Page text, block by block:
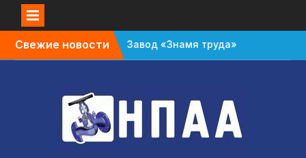
Свежие новости
Завод «Знамя труда»
планируют признать
Санкт-Петербурге
перенесли с октября
на апрель